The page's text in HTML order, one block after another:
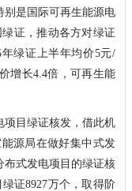
别是国际可再生能源电
证，推动各方对绿证
绿证上半年均价5元/
增长4.4倍，可再生能
目绿证核发，借此机
源局在做好集中式发
布式发电项目的绿证核
证8927万个，取得阶